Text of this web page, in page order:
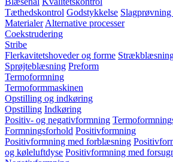
Tæthedskontrol Godstykkelse
Materialer Alternative processer
Coekstrudering
Stribe
Flerkavitetshoveder og forme
Sprøjteblæsning Preform
Termoformning
Termoformmaskinen
Opstilling og indkøring
Opstilling Indkøring
Positiv- og negativformning
Formningsforhold Positivformning
Positivformning med forblæsning
og køleluftdyse Positivformning med